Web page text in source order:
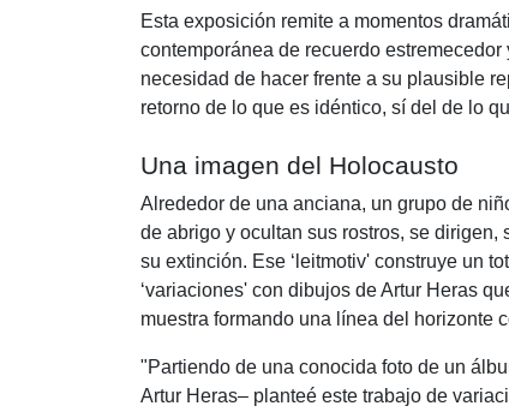
Esta exposición remite a momentos
contemporánea de recuerdo
necesidad de hacer frente a su plausible
retorno de lo que es idéntico, sí del de lo
Una imagen del Holocausto
Alrededor de una anciana, un grupo de
de abrigo y ocultan sus rostros, se dirigen,
su extinción. Ese ‘leitmotiv' construye un
‘variaciones' con dibujos de Artur Heras
muestra formando una línea del horizonte
"Partiendo de una conocida foto de un
Artur Heras– planteé este trabajo de